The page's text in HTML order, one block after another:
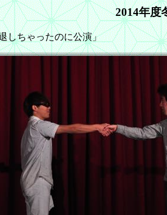
2014年度
退しちゃったのに公演」